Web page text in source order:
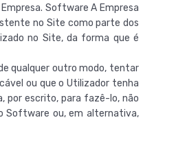
Software A Empresa
no Site como parte dos
no Site, da forma que é
qualquer outro modo, tentar
ou que o Utilizador tenha
por escrito, para fazê-lo, não
Software ou, em alternativa,